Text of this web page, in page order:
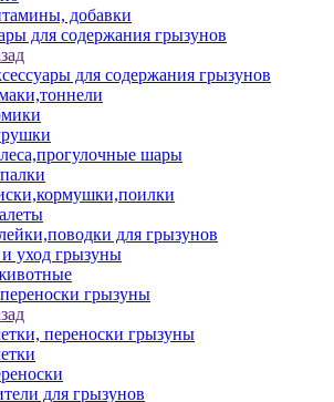
добавки
для содержания грызунов
для содержания грызунов
шары
для грызунов
уход грызуны
грызуны
переноски грызуны
для грызунов